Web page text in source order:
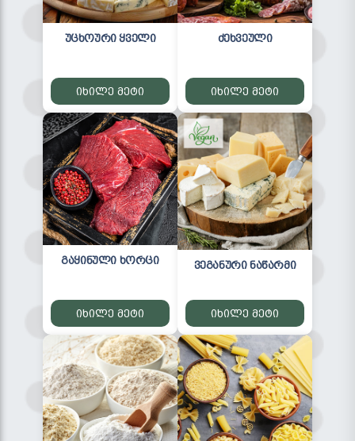
უცხოური ყველი
იხილე მეტი
ძეხვეული
იხილე მეტი
გაყინული ხორცი
იხილე მეტი
ვეგანური ნაწარმი
იხილე მეტი